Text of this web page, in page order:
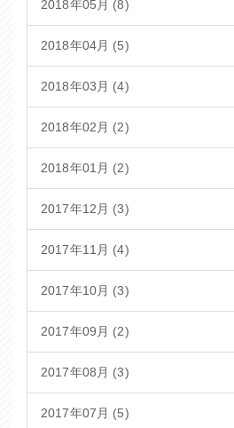
2018年05月 (8)
2018年04月 (5)
2018年03月 (4)
2018年02月 (2)
2018年01月 (2)
2017年12月 (3)
2017年11月 (4)
2017年10月 (3)
2017年09月 (2)
2017年08月 (3)
2017年07月 (5)